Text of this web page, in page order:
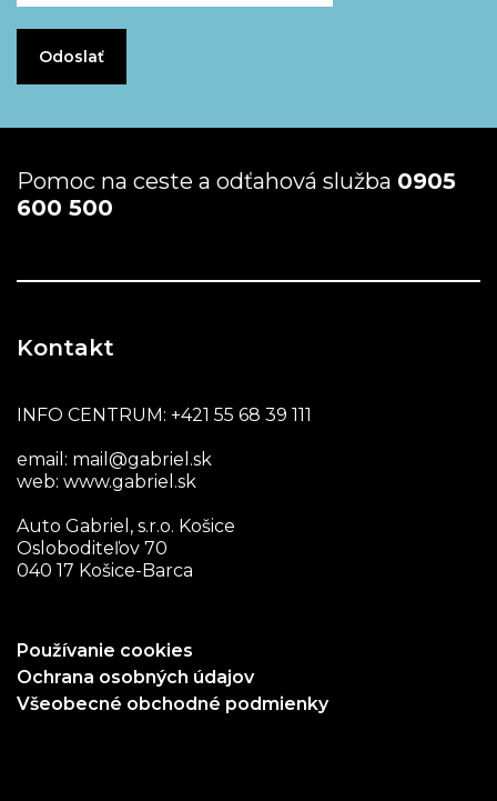
Pomoc na ceste a odťahová služba 0905
600 500
Kontakt
INFO CENTRUM: +421 55 68 39 111
email: mail@gabriel.sk
web: www.gabriel.sk
Auto Gabriel, s.r.o. Košice
Osloboditeľov 70
040 17 Košice-Barca
Používanie cookies
Ochrana osobných údajov
Všeobecné obchodné podmienky